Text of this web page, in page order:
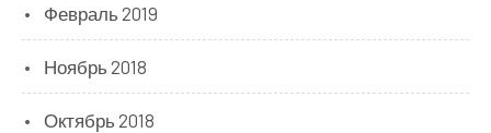
Февраль 2019
Ноябрь 2018
Октябрь 2018